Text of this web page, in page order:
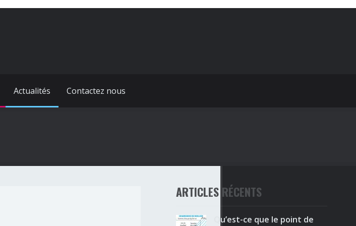
Actualités Contactez nous
ARTICLES RÉCENTS
Qu’est-ce que le point de